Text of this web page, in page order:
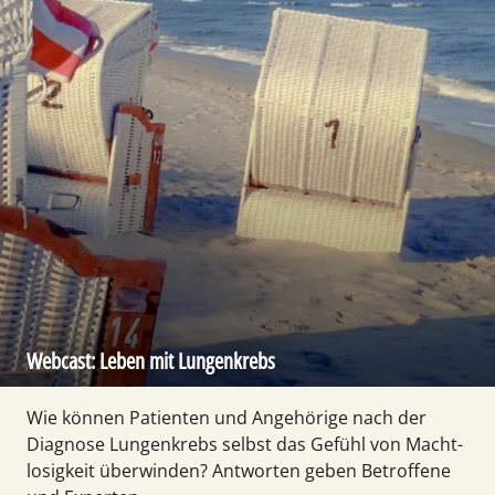
Webcast: Leben mit Lungenkrebs
Wie können Patienten und Ange­hörige nach der
Diagnose Lungen­krebs selbst das Gefühl von Macht­
losigkeit überwinden? Antworten geben Betroffene